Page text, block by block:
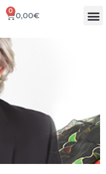
0,00€
0